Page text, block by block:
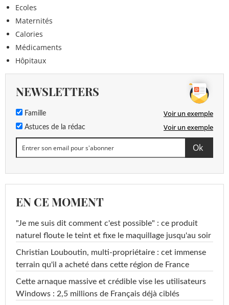
Ecoles
Maternités
Calories
Médicaments
Hôpitaux
NEWSLETTERS
Famille Voir un exemple
Astuces de la rédac Voir un exemple
EN CE MOMENT
"Je me suis dit comment c'est possible" : ce produit
naturel floute le teint et fixe le maquillage jusqu'au soir
Christian Louboutin, multi-propriétaire : cet immense
terrain qu'il a acheté dans cette région de France
Cette arnaque massive et crédible vise les utilisateurs
Windows : 2,5 millions de Français déjà ciblés